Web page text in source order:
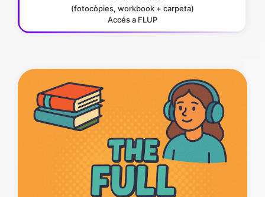
(fotocòpies, workbook + carpeta)
Accés a FLUP